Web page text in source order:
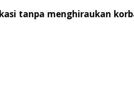
tanpa menghiraukan